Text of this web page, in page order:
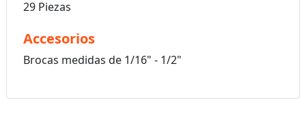
29 Piezas
Accesorios
Brocas medidas de 1/16" - 1/2"